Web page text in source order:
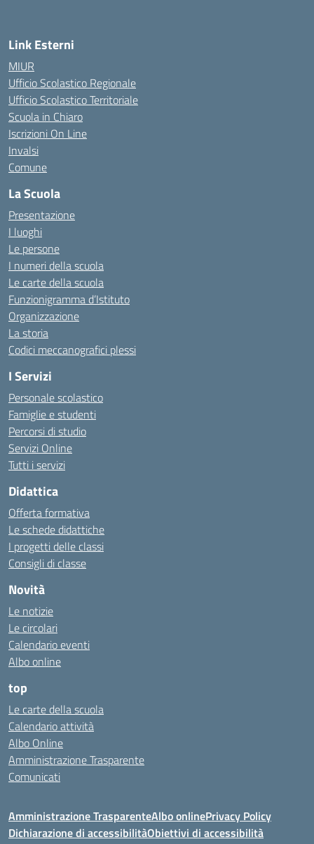
Link Esterni
MIUR
Ufficio Scolastico Regionale
Ufficio Scolastico Territoriale
Scuola in Chiaro
Iscrizioni On Line
Invalsi
Comune
La Scuola
Presentazione
I luoghi
Le persone
I numeri della scuola
Le carte della scuola
Funzionigramma d’Istituto
Organizzazione
La storia
Codici meccanografici plessi
I Servizi
Personale scolastico
Famiglie e studenti
Percorsi di studio
Servizi Online
Tutti i servizi
Didattica
Offerta formativa
Le schede didattiche
I progetti delle classi
Consigli di classe
Novità
Le notizie
Le circolari
Calendario eventi
Albo online
top
Le carte della scuola
Calendario attività
Albo Online
Amministrazione Trasparente
Comunicati
Amministrazione TrasparenteAlbo onlinePrivacy Policy
Dichiarazione di accessibilitàObiettivi di accessibilità